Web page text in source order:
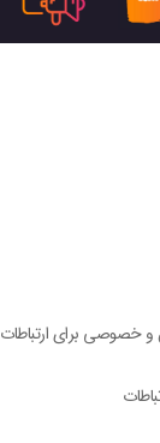
و خصوصی برای ارتباطات